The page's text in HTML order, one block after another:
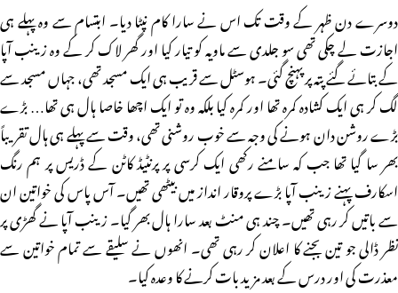
دوسرے دن ظہر کے وقت تک اس نے سارا کام نپٹا دیا۔ ابتسام سے وہ پہلے ہی
اجازت لے چکی تھی سو جلدی سے ماویہ کو تیار کیا اور گھر لاک کر کے وہ زینب آپا
کے بتائے گئے پتہ پر پہنچ گئی۔ ہوسٹل سے قریب ہی ایک مسجد تھی، جہاں مسجد سے
لگ کر ہی ایک کشادہ کمرہ تھا اور کمرہ کیا بلکہ وہ تو ایک اچھا خاصا ہال ہی تھا… بڑے
بڑے روشن دان ہونے کی وجہ سے خوب روشنی تھی، وقت سے پہلے ہی ہال تقریباً
بھر سا گیا تھا جب کہ سامنے رکھی ایک کرسی پر پرنٹیڈ کاٹن کے ڈریس پر ہم رنگ
اسکارف پہنے زینب آپا بڑے پروقار انداز میں بیٹھی تھیں۔ آس پاس کی خواتین ان
سے باتیں کر رہی تھیں۔ چند ہی منٹ بعد سارا ہال بھر گیا۔ زینب آپا نے گھڑی پر
نظر ڈالی جو تین بجنے کا اعلان کر رہی تھی۔ انھوں نے سلیقے سے تمام خواتین سے
معذرت کی اور درس کے بعد مزید بات کرنے کا وعدہ کیا۔